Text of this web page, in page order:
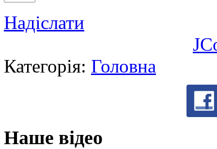
Надіслати
Категорія: Головна
Наше відео